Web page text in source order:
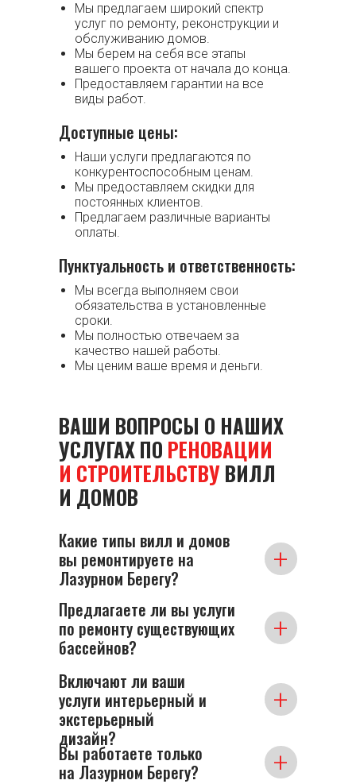
Доступные цены:
Наши услуги предлагаются по
конкурентоспособным ценам.
Мы предоставляем скидки для
постоянных клиентов.
Предлагаем различные варианты
оплаты.
Мы предлагаем широкий спектр
услуг по ремонту, реконструкции и
обслуживанию домов.
Мы берем на себя все этапы
вашего проекта от начала до конца.
Предоставляем гарантии на все
виды работ.
Пунктуальность и ответственность:
Мы всегда выполняем свои
обязательства в установленные
сроки.
Мы полностью отвечаем за
качество нашей работы.
Мы ценим ваше время и деньги.
ВАШИ ВОПРОСЫ О НАШИХ
УСЛУГАХ ПО РЕНОВАЦИИ
И СТРОИТЕЛЬСТВУВИЛЛ
И ДОМОВ
+
Какие типы вилл и домов
вы ремонтируете на
Лазурном Берегу?
Мы выполняем ремонт всех типов
недвижимости, от современных вилл
до традиционных домов, адаптируя
наши услуги под ваши конкретные
потребности и особенности местной
архитектуры.
+
Предлагаете ли вы услуги
по ремонту существующих
бассейнов?
Да, мы выполняем ремонт
существующих бассейнов, улучшая их
конструкцию, дизайн и технические
системы, чтобы соответствовать
современным стандартам и вашим
эстетическим предпочтениям.
+
Включают ли ваши
услуги интерьерный и
экстерьерный
дизайн?
Мы предоставляем комплексные
дизайнерские услуги, включая
+
Вы работаете только
на Лазурном Берегу?